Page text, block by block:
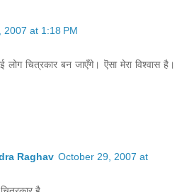
2007 at 1:18 PM
चित्रकार बन जाएँगे। ऎसा मेरा विश्वास है।
Raghav October 29, 2007 at